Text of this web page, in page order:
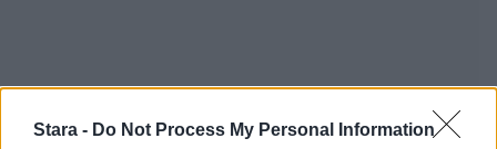
Stara - Do Not Process My Personal Information